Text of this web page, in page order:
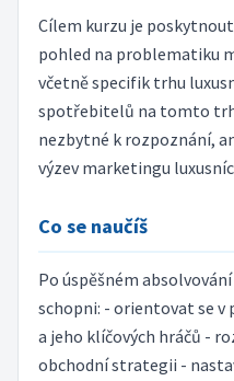
Cílem kurzu je
pohled na problematiku
včetně specifik trhu
spotřebitelů na tomto
nezbytné k rozpoznání,
výzev marketingu
Co se naučíš
Po úspěšném
schopni: - orientovat se
a jeho klíčových hráčů -
obchodní strategii -